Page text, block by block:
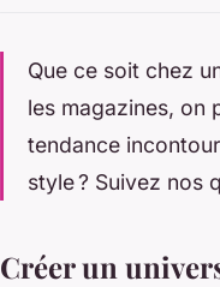
Que ce soit chez
les magazines, on
tendance
style ? Suivez nos
Créer un